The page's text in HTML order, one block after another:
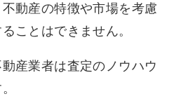
動産の特徴や市場を考慮
ことはできません。
産業者は査定のノウハウ